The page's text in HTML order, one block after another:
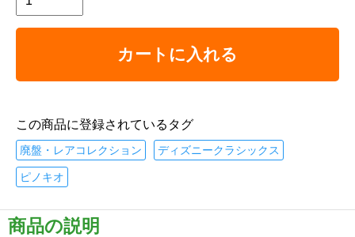
カートに入れる
この商品に登録されているタグ
廃盤・レアコレクション ディズニークラシックス
ピノキオ
商品の説明